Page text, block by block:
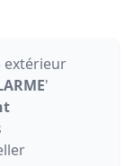
extérieur
'